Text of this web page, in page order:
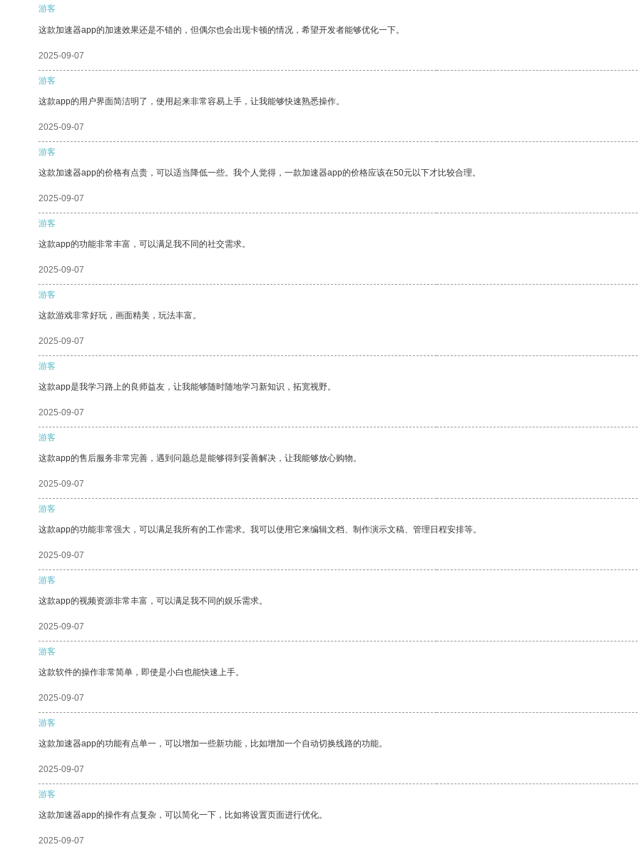
游客
这款加速器app的加速效果还是不错的，但偶尔也会出现卡顿的情况，希望开发者能够优化一下。
2025-09-07
游客
这款app的用户界面简洁明了，使用起来非常容易上手，让我能够快速熟悉操作。
2025-09-07
游客
这款加速器app的价格有点贵，可以适当降低一些。我个人觉得，一款加速器app的价格应该在50元以下才比较合理。
2025-09-07
游客
这款app的功能非常丰富，可以满足我不同的社交需求。
2025-09-07
游客
这款游戏非常好玩，画面精美，玩法丰富。
2025-09-07
游客
这款app是我学习路上的良师益友，让我能够随时随地学习新知识，拓宽视野。
2025-09-07
游客
这款app的售后服务非常完善，遇到问题总是能够得到妥善解决，让我能够放心购物。
2025-09-07
游客
这款app的功能非常强大，可以满足我所有的工作需求。我可以使用它来编辑文档、制作演示文稿、管理日程安排等。
2025-09-07
游客
这款app的视频资源非常丰富，可以满足我不同的娱乐需求。
2025-09-07
游客
这款软件的操作非常简单，即使是小白也能快速上手。
2025-09-07
游客
这款加速器app的功能有点单一，可以增加一些新功能，比如增加一个自动切换线路的功能。
2025-09-07
游客
这款加速器app的操作有点复杂，可以简化一下，比如将设置页面进行优化。
2025-09-07